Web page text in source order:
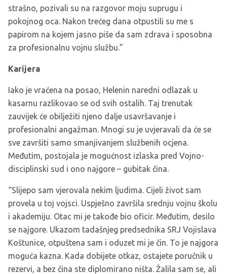
strašno, pozivali su na razgovor moju suprugu i
pokojnog oca. Nakon trećeg dana otpustili su me s
papirom na kojem jasno piše da sam zdrava i sposobna
za profesionalnu vojnu službu.”
Karijera
Iako je vraćena na posao, Helenin naredni odlazak u
kasarnu razlikovao se od svih ostalih. Taj trenutak
zauvijek će obilježiti njeno dalje usavršavanje i
profesionalni angažman. Mnogi su je uvjeravali da će se
sve završiti samo smanjivanjem službenih ocjena.
Međutim, postojala je mogućnost izlaska pred Vojno-
disciplinski sud i ono najgore – gubitak čina.
“Slijepo sam vjerovala nekim ljudima. Cijeli život sam
provela u toj vojsci. Uspješno završila srednju vojnu školu
i akademiju. Otac mi je takođe bio oficir. Međutim, desilo
se najgore. Ukazom tadašnjeg predsednika SRJ Vojislava
Koštunice, otpuštena sam i oduzet mi je čin. To je najgora
moguća kazna. Kada dobijete otkaz, ostajete poručnik u
rezervi, a bez čina ste diplomirano ništa. Žalila sam se, ali